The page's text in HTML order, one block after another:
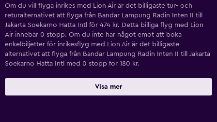
Om du vill flyga inrikes med Lion Air är det billigaste tur- och
returalternativet att flyga från Bandar Lampung Radin Inten II till
Jakarta Soekarno Hatta Intl för 474 kr. Detta billiga flyg med Lion
Air innebär 0 stopp. Om du inte har något emot att boka
enkelbiljetter för inrikesflyg med Lion Air är det billigaste
alternativet att flyga från Bandar Lampung Radin Inten II till Jakarta
Soekarno Hatta Intl med 0 stopp för 180 kr.
Visa mer